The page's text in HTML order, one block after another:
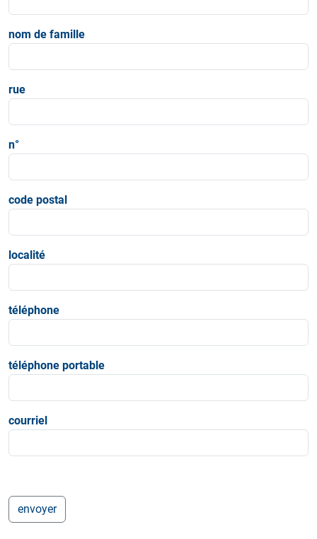
nom de famille
rue
n°
code postal
localité
téléphone
téléphone portable
courriel